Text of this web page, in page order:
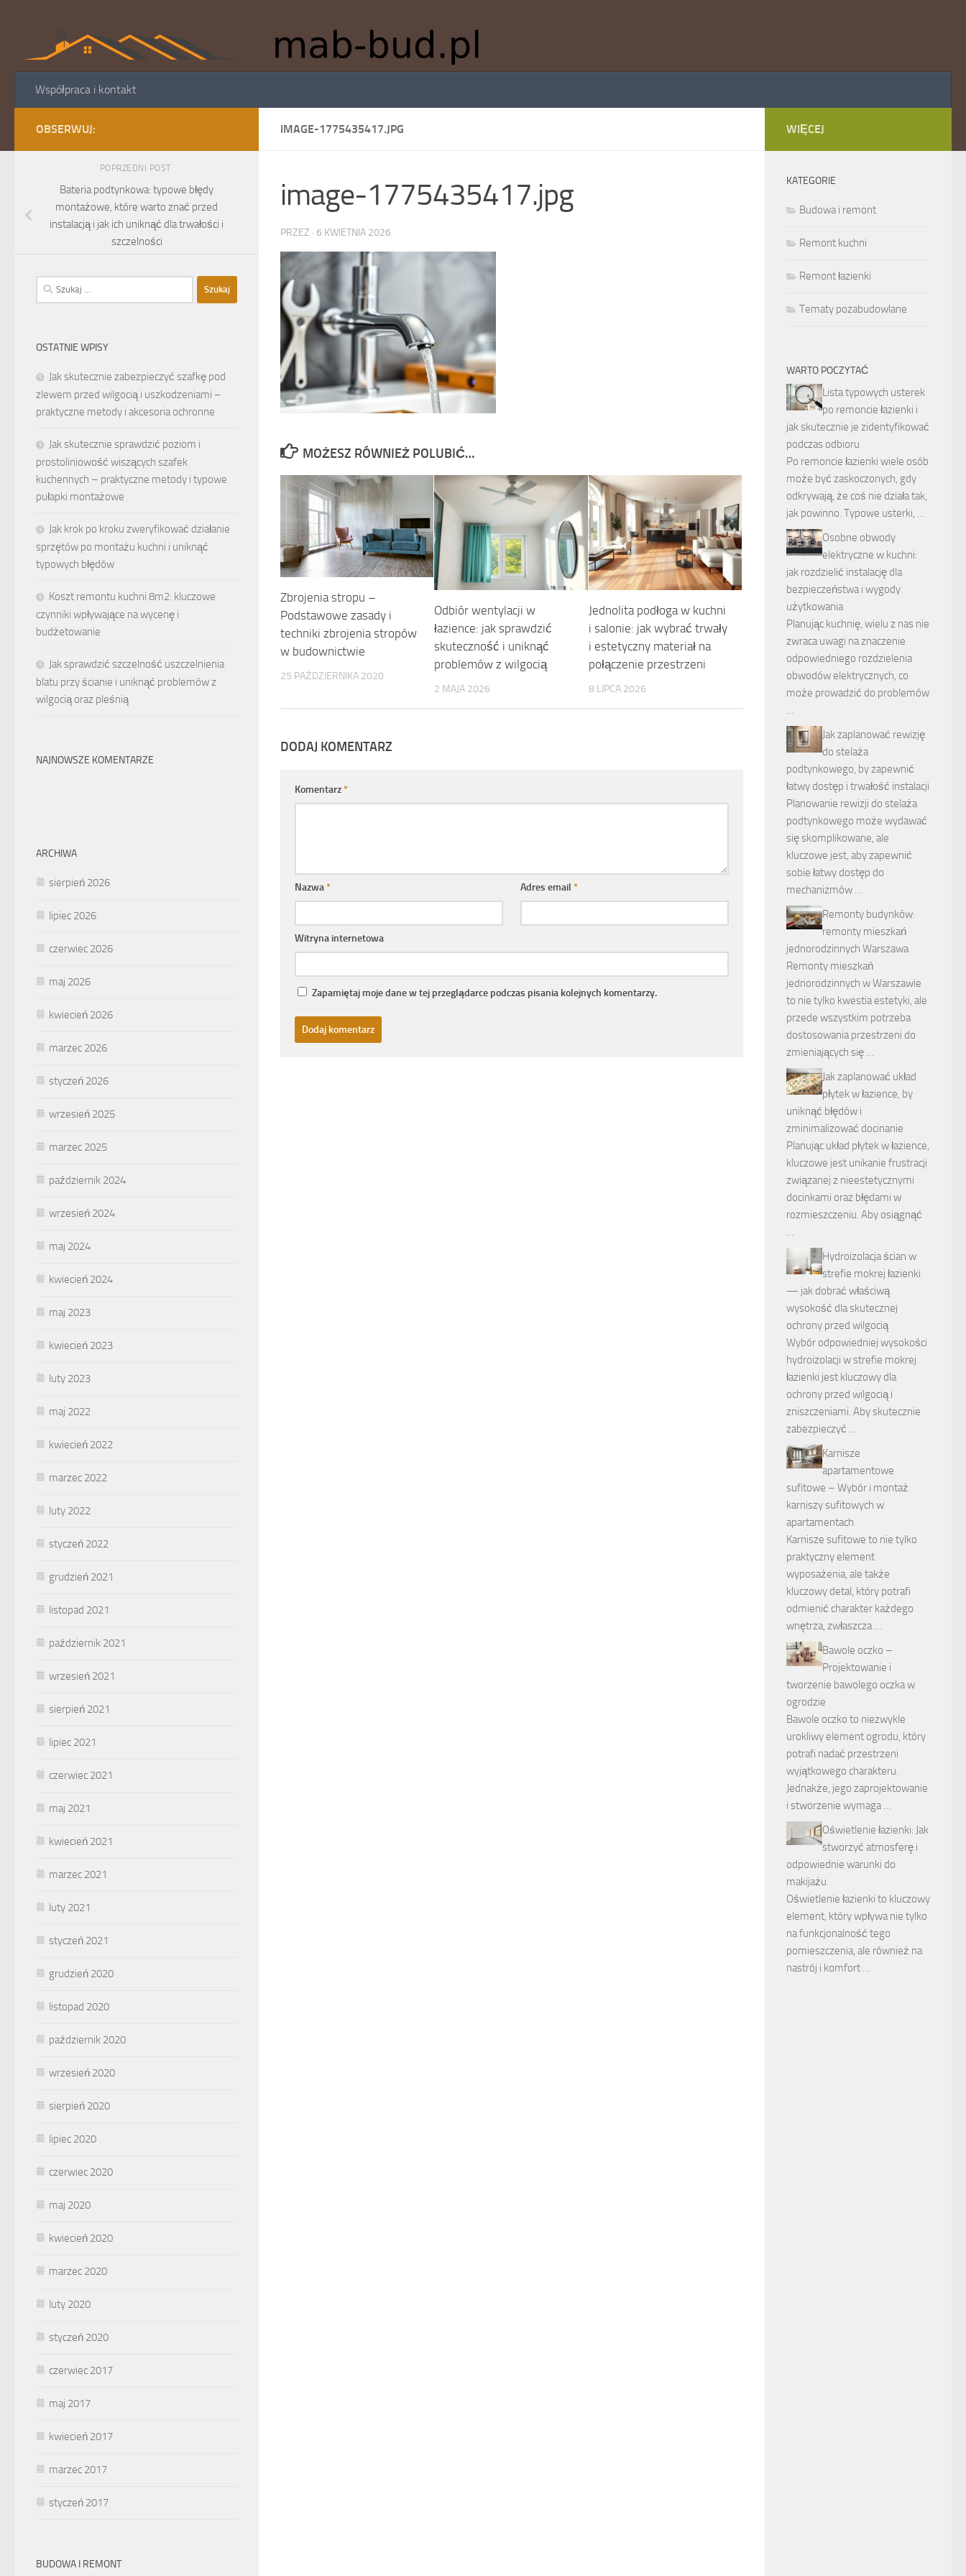
Współpraca i kontakt
IMAGE-1775435417.JPG
image-1775435417.jpg
PRZEZ · 6 KWIETNIA 2026
MOŻESZ RÓWNIEŻ POLUBIĆ…
Zbrojenia stropu –
Podstawowe zasady i
techniki zbrojenia stropów
w budownictwie
25 PAŹDZIERNIKA 2020
Odbiór wentylacji w
łazience: jak sprawdzić
skuteczność i uniknąć
problemów z wilgocią
2 MAJA 2026
Jednolita podłoga w kuchni
i salonie: jak wybrać trwały
i estetyczny materiał na
połączenie przestrzeni
8 LIPCA 2026
DODAJ KOMENTARZ
Komentarz*
Nazwa* Adres email*
Witryna internetowa
Zapamiętaj moje dane w tej przeglądarce podczas pisania kolejnych komentarzy.
OBSERWUJ:
POPRZEDNI POST
Bateria podtynkowa: typowe błędy
montażowe, które warto znać przed
instalacją i jak ich uniknąć dla trwałości i
szczelności
Szukaj:
OSTATNIE WPISY
Jak skutecznie zabezpieczyć szafkę pod
zlewem przed wilgocią i uszkodzeniami –
praktyczne metody i akcesoria ochronne
Jak skutecznie sprawdzić poziom i
prostoliniowość wiszących szafek
kuchennych – praktyczne metody i typowe
pułapki montażowe
Jak krok po kroku zweryfikować działanie
sprzętów po montażu kuchni i uniknąć
typowych błędów
Koszt remontu kuchni 8m2: kluczowe
czynniki wpływające na wycenę i
budżetowanie
Jak sprawdzić szczelność uszczelnienia
blatu przy ścianie i uniknąć problemów z
wilgocią oraz pleśnią
NAJNOWSZE KOMENTARZE
ARCHIWA
sierpień 2026
lipiec 2026
czerwiec 2026
maj 2026
kwiecień 2026
marzec 2026
styczeń 2026
wrzesień 2025
marzec 2025
październik 2024
wrzesień 2024
maj 2024
kwiecień 2024
maj 2023
kwiecień 2023
luty 2023
maj 2022
kwiecień 2022
marzec 2022
luty 2022
styczeń 2022
grudzień 2021
listopad 2021
październik 2021
wrzesień 2021
sierpień 2021
lipiec 2021
czerwiec 2021
maj 2021
kwiecień 2021
marzec 2021
luty 2021
styczeń 2021
grudzień 2020
listopad 2020
październik 2020
wrzesień 2020
sierpień 2020
lipiec 2020
czerwiec 2020
maj 2020
kwiecień 2020
marzec 2020
luty 2020
styczeń 2020
czerwiec 2017
maj 2017
kwiecień 2017
marzec 2017
styczeń 2017
BUDOWA I REMONT
WIĘCEJ
KATEGORIE
Budowa i remont
Remont kuchni
Remont łazienki
Tematy pozabudowlane
WARTO POCZYTAĆ
Lista typowych usterek
po remoncie łazienki i
jak skutecznie je zidentyfikować
podczas odbioru
Po remoncie łazienki wiele osób
może być zaskoczonych, gdy
odkrywają, że coś nie działa tak,
jak powinno. Typowe usterki, …
Osobne obwody
elektryczne w kuchni:
jak rozdzielić instalację dla
bezpieczeństwa i wygody
użytkowania
Planując kuchnię, wielu z nas nie
zwraca uwagi na znaczenie
odpowiedniego rozdzielenia
obwodów elektrycznych, co
może prowadzić do problemów
…
Jak zaplanować rewizję
do stelaża
podtynkowego, by zapewnić
łatwy dostęp i trwałość instalacji
Planowanie rewizji do stelaża
podtynkowego może wydawać
się skomplikowane, ale
kluczowe jest, aby zapewnić
sobie łatwy dostęp do
mechanizmów …
Remonty budynków:
remonty mieszkań
jednorodzinnych Warszawa
Remonty mieszkań
jednorodzinnych w Warszawie
to nie tylko kwestia estetyki, ale
przede wszystkim potrzeba
dostosowania przestrzeni do
zmieniających się …
Jak zaplanować układ
płytek w łazience, by
uniknąć błędów i
zminimalizować docinanie
Planując układ płytek w łazience,
kluczowe jest unikanie frustracji
związanej z nieestetycznymi
docinkami oraz błędami w
rozmieszczeniu. Aby osiągnąć
…
Hydroizolacja ścian w
strefie mokrej łazienki
— jak dobrać właściwą
wysokość dla skutecznej
ochrony przed wilgocią
Wybór odpowiedniej wysokości
hydroizolacji w strefie mokrej
łazienki jest kluczowy dla
ochrony przed wilgocią i
zniszczeniami. Aby skutecznie
zabezpieczyć …
Karnisze
apartamentowe
sufitowe – Wybór i montaż
karniszy sufitowych w
apartamentach
Karnisze sufitowe to nie tylko
praktyczny element
wyposażenia, ale także
kluczowy detal, który potrafi
odmienić charakter każdego
wnętrza, zwłaszcza …
Bawole oczko –
Projektowanie i
tworzenie bawolego oczka w
ogrodzie
Bawole oczko to niezwykle
urokliwy element ogrodu, który
potrafi nadać przestrzeni
wyjątkowego charakteru.
Jednakże, jego zaprojektowanie
i stworzenie wymaga …
Oświetlenie łazienki: Jak
stworzyć atmosferę i
odpowiednie warunki do
makijażu
Oświetlenie łazienki to kluczowy
element, który wpływa nie tylko
na funkcjonalność tego
pomieszczenia, ale również na
nastrój i komfort …